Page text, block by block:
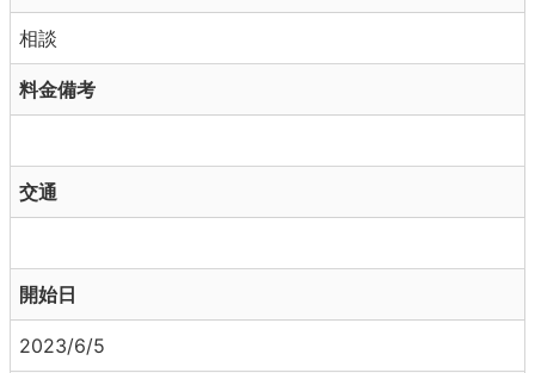
相談
料金備考
交通
開始日
2023/6/5